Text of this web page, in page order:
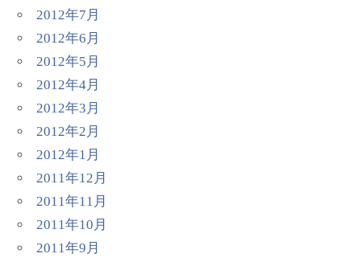
2012年7月
2012年6月
2012年5月
2012年4月
2012年3月
2012年2月
2012年1月
2011年12月
2011年11月
2011年10月
2011年9月